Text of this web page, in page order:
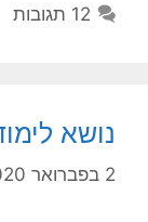
12 תגובות
נושא
2 בפברואר 2020